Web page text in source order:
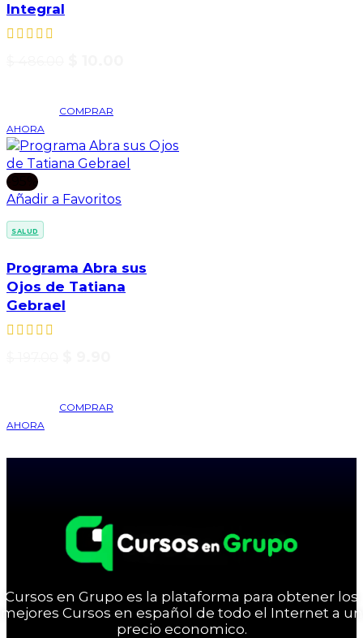
Integral
COMPRAR
AHORA
-95%
Añadir a Favoritos
Programa Abra sus
Ojos de Tatiana
Gebrael
SALUD
COMPRAR
AHORA
Cursos en Grupo es la plataforma para obtener los
mejores Cursos en español de todo el Internet a un
precio economico.